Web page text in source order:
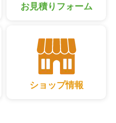
お見積りフォーム
ショップ情報